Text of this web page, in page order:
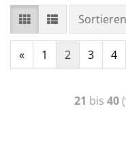
« 1 2 3 4
21 bis 40